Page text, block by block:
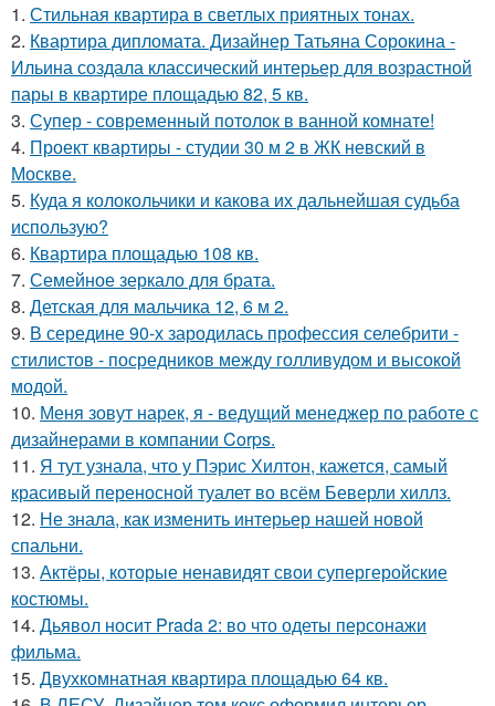
1. Стильная квартира в светлых приятных тонах.
2. Квартира дипломата. Дизайнер Татьяна Сорокина -
Ильина создала классический интерьер для возрастной
пары в квартире площадью 82, 5 кв.
3. Супер - современный потолок в ванной комнате!
4. Проект квартиры - студии 30 м 2 в ЖК невский в
Москве.
5. Куда я колокольчики и какова их дальнейшая судьба
использую?
6. Квартира площадью 108 кв.
7. Семейное зеркало для брата.
8. Детская для мальчика 12, 6 м 2.
9. В середине 90-х зародилась профессия селебрити -
стилистов - посредников между голливудом и высокой
модой.
10. Меня зовут нарек, я - ведущий менеджер по работе с
дизайнерами в компании Corps.
11. Я тут узнала, что у Пэрис Хилтон, кажется, самый
красивый переносной туалет во всём Беверли хиллз.
12. Не знала, как изменить интерьер нашей новой
спальни.
13. Актёры, которые ненавидят свои супергеройские
костюмы.
14. Дьявол носит Prada 2: во что одеты персонажи
фильма.
15. Двухкомнатная квартира площадью 64 кв.